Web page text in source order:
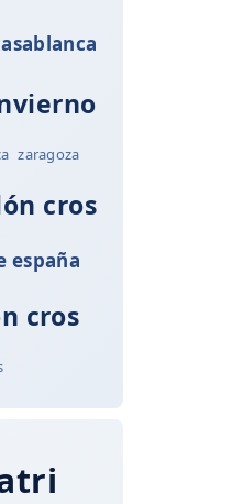
zaragoza
cros
españa
cros